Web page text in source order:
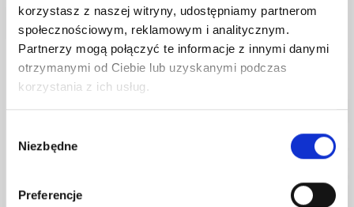
korzystasz z naszej witryny, udostępniamy partnerom
społecznościowym, reklamowym i analitycznym.
Partnerzy mogą połączyć te informacje z innymi danymi
otrzymanymi od Ciebie lub uzyskanymi podczas
korzystania z ich usług.
zgody
Niezbędne
Preferencje